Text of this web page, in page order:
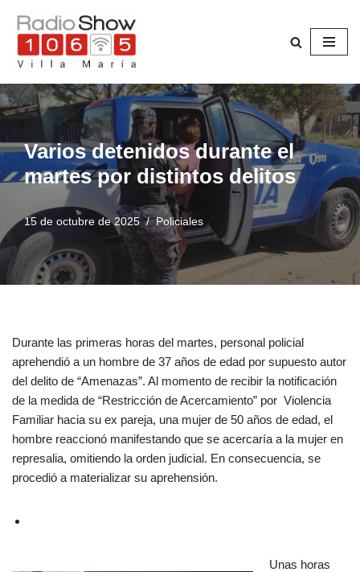
Saltar
al
contenido
Varios detenidos durante el
martes por distintos delitos
15 de octubre de 2025 Policiales
Durante las primeras horas del martes, personal policial
aprehendió a un hombre de 37 años de edad por supuesto autor
del delito de “Amenazas”. Al momento de recibir la notificación
de la medida de “Restricción de Acercamiento” por Violencia
Familiar hacia su ex pareja, una mujer de 50 años de edad, el
hombre reaccionó manifestando que se acercaría a la mujer en
represalia, omitiendo la orden judicial. En consecuencia, se
procedió a materializar su aprehensión.
Unas horas